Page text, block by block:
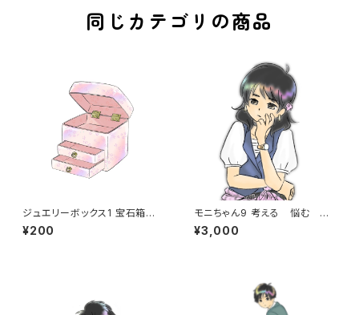
同じカテゴリの商品
ジュエリーボックス1 宝石箱
宝箱 アクセサリー メイク
小物入れ ギフト プレゼン
¥200
モニちゃん9 考える 悩む 歌
手 ヴォーカリスト ライブ コ
ンサート MC 座る
¥3,000